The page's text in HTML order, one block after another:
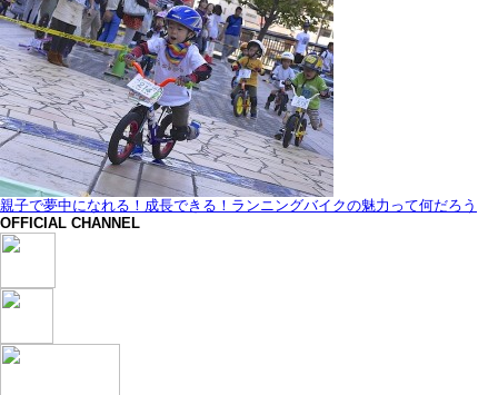
親子で夢中になれる！成長できる！ランニングバイクの魅力って何だろう
OFFICIAL CHANNEL